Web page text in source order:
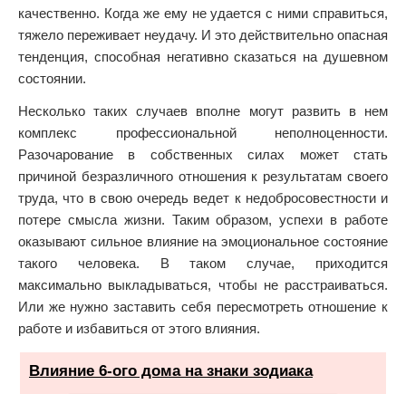
качественно. Когда же ему не удается с ними справиться,
тяжело переживает неудачу. И это действительно опасная
тенденция, способная негативно сказаться на душевном
состоянии.
Несколько таких случаев вполне могут развить в нем
комплекс профессиональной неполноценности.
Разочарование в собственных силах может стать
причиной безразличного отношения к результатам своего
труда, что в свою очередь ведет к недобросовестности и
потере смысла жизни. Таким образом, успехи в работе
оказывают сильное влияние на эмоциональное состояние
такого человека. В таком случае, приходится
максимально выкладываться, чтобы не расстраиваться.
Или же нужно заставить себя пересмотреть отношение к
работе и избавиться от этого влияния.
Влияние 6-ого дома на знаки зодиака